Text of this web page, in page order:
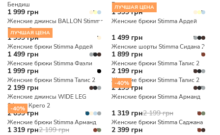
Бендиш
1 999 грн
Бендиш
1 999 грн
Женские джинсы BALLON Stimma
Бентен 2
1 999 грн
ЛУЧШАЯ ЦЕНА
Женские брюки Stimma Ардей
1 499 грн
ЛУЧШАЯ ЦЕНА
Женские брюки Stimma Ардей
1 499 грн
Женские шорты Stimma Сидана 2
1 899 грн
Женские брюки Stimma Фаэли
1 999 грн
Женские брюки Stimma Талис 2
2 199 грн
Женские брюки Stimma Талис 2
2 199 грн
Женские брюки Stimma Талис 2
2 199 грн
Женские джинсы WIDE LEG
Stimma Крего 2
2 099 грн
-40%
Женские брюки Stimma Арманд
1 319 грн2 199 грн
-40%
Женские брюки Stimma Арманд
1 319 грн2 199 грн
Женские брюки Stimma Саджана
2 399 грн